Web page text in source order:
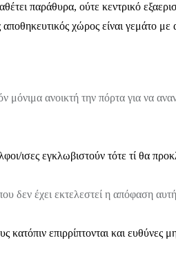
παράθυρα, ούτε κεντρικό
χώρος είναι γεμάτο με
μόνιμα ανοικτή την πόρτα για να
ισες εγκλωβιστούν τότε τί θα
δεν έχει εκτελεστεί η απόφαση
επιρρίπτονται και ευθύνες